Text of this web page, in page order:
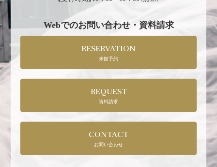
Webでのお問い合わせ・資料請求
RESERVATION
来館予約
REQUEST
資料請求
CONTACT
お問い合わせ